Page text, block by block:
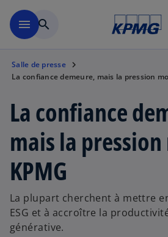
menu search
Salle de presse
La confiance demeure, mais la pression
La confiance
mais la
KPMG
La plupart cherchent à mettre
ESG et à accroître la
générative.